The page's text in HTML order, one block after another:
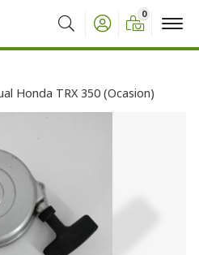
Buscar
0
Honda TRX 350 (Ocasion)